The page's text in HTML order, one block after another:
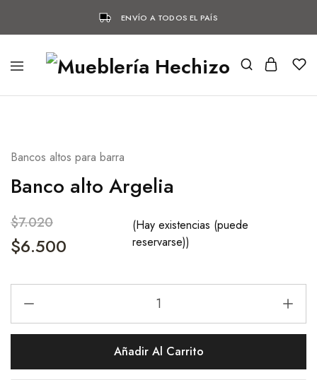
ENVÍO A TODOS EL PAÍS
Bancos altos para barra
Banco alto Argelia
$7.020
$6.500
(Hay existencias (puede
reservarse))
Añadir Al Carrito